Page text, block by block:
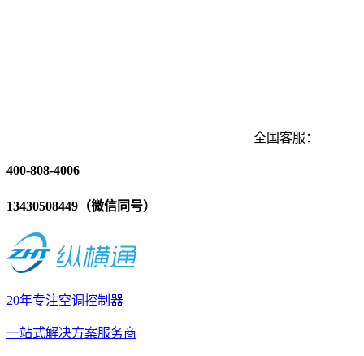
全国客服：
400-808-4006
13430508449（微信同号）
20年专注空调控制器
一站式解决方案服务商